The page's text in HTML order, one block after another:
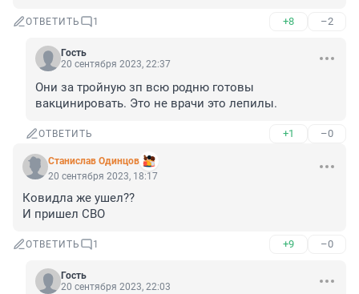
ОТВЕТИТЬ 1 +8 –2
Гость
20 сентября 2023, 22:37
Они за тройную зп всю родню готовы
вакцинировать. Это не врачи это лепилы.
ОТВЕТИТЬ +1 –0
Станислав Одинцов
20 сентября 2023, 18:17
Ковидла же ушел??
И пришел СВО
ОТВЕТИТЬ 1 +9 –0
Гость
20 сентября 2023, 22:03